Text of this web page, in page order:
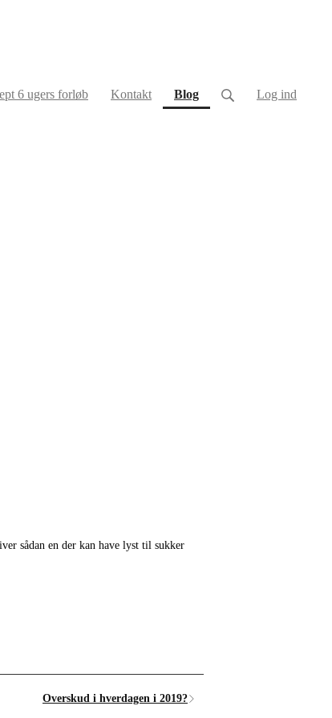
6 ugers forløb Kontakt Blog(current) Log ind
sådan en der kan have lyst til sukker
Overskud i hverdagen i 2019?